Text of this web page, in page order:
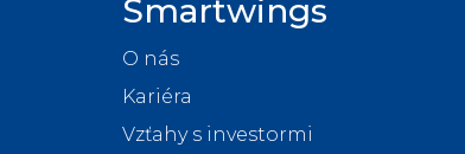
Smartwings
O nás
Kariéra
Vzťahy s investormi